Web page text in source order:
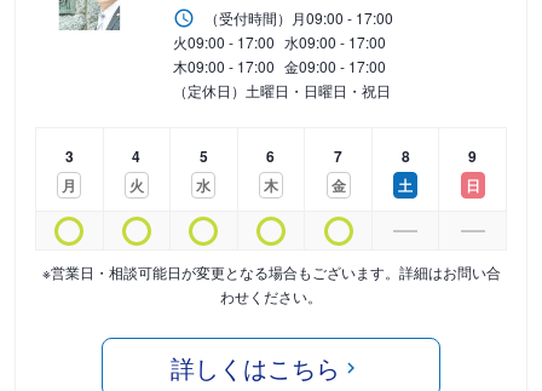
（受付時間） 月09:00 - 17:00
火09:00 - 17:00 水09:00 - 17:00
木09:00 - 17:00 金09:00 - 17:00
（定休日）土曜日・日曜日・祝日
3
月
4
火
5
水
6
木
7
金
8
土
9
日
※営業日・相談可能日が変更となる場合もございます。詳細はお問い合
わせください。
詳しくはこちら